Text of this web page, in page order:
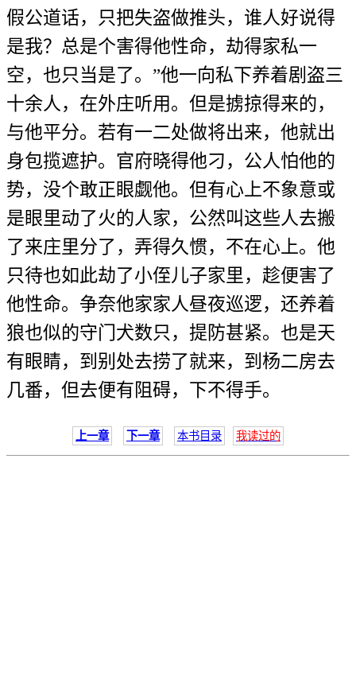
假公道话，只把失盗做推头，谁人好说得
是我？总是个害得他性命，劫得家私一
空，也只当是了。”他一向私下养着剧盗三
十余人，在外庄听用。但是掳掠得来的，
与他平分。若有一二处做将出来，他就出
身包揽遮护。官府晓得他刁，公人怕他的
势，没个敢正眼觑他。但有心上不象意或
是眼里动了火的人家，公然叫这些人去搬
了来庄里分了，弄得久惯，不在心上。他
只待也如此劫了小侄儿子家里，趁便害了
他性命。争奈他家家人昼夜巡逻，还养着
狼也似的守门犬数只，提防甚紧。也是天
有眼睛，到别处去捞了就来，到杨二房去
几番，但去便有阻碍，下不得手。
上一章 下一章 本书目录 我读过的